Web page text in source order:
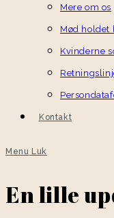
Mere om os
Mød holdet
Kvinderne
Kontakt
Menu Luk
En lille